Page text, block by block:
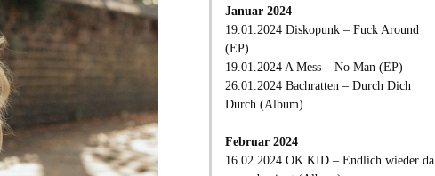
Januar 2024
19.01.2024 Diskopunk – Fuck Around
(EP)
19.01.2024 A Mess – No Man (EP)
26.01.2024 Bachratten – Durch Dich
Durch (Album)
Februar 2024
16.02.2024 OK KID – Endlich wieder da